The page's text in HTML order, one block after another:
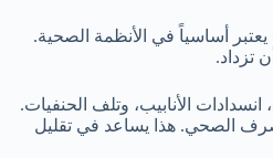
أساسياً في الأنظمة الصحية.
تزداد.
الأنابيب، وتلف الحنفيات.
الصحي. هذا يساعد في تقليل